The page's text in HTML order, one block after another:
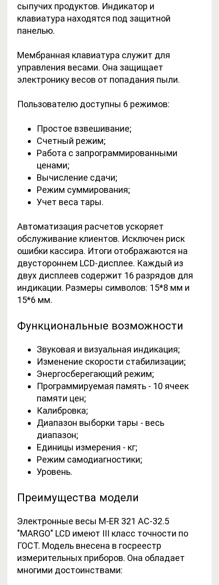
сыпучих продуктов. Индикатор и
клавиатура находятся под защитной
панелью.
Мембранная клавиатура служит для
управления весами. Она защищает
электронику весов от попадания пыли.
Пользователю доступны 6 режимов:
Простое взвешивание;
Счетный режим;
Работа с запрограммированными
ценами;
Вычисление сдачи;
Режим суммирования;
Учет веса тары.
Автоматизация расчетов ускоряет
обслуживание клиентов. Исключен риск
ошибки кассира. Итоги отображаются на
двустороннем LCD-дисплее. Каждый из
двух дисплеев содержит 16 разрядов для
индикации. Размеры символов: 15*8 мм и
15*6 мм.
Функциональные возможности
Звуковая и визуальная индикация;
Изменение скорости стабилизации;
Энергосберегающий режим;
Программируемая память - 10 ячеек
памяти цен;
Калибровка;
Диапазон выборки тары - весь
диапазон;
Единицы измерения - кг;
Режим самодиагностики;
Уровень.
Преимущества модели
Электронные весы M-ER 321 AC-32.5
"MARGO" LCD имеют III класс точности по
ГОСТ. Модель внесена в госреестр
измерительных приборов. Она обладает
многими достоинствами: